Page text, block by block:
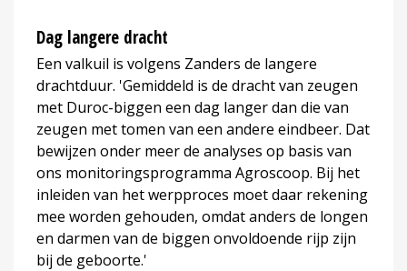
Dag langere dracht
Een valkuil is volgens Zanders de langere
drachtduur. 'Gemiddeld is de dracht van zeugen
met Duroc-biggen een dag langer dan die van
zeugen met tomen van een andere eindbeer. Dat
bewijzen onder meer de analyses op basis van
ons monitoringsprogramma Agroscoop. Bij het
inleiden van het werpproces moet daar rekening
mee worden gehouden, omdat anders de longen
en darmen van de biggen onvoldoende rijp zijn
bij de geboorte.'